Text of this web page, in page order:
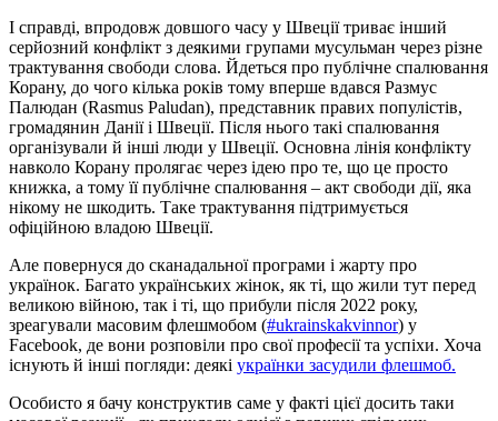
І справді, впродовж довшого часу у Швеції триває інший
серйозний конфлікт з деякими групами мусульман через різне
трактування свободи слова. Йдеться про публічне спалювання
Корану, до чого кілька років тому вперше вдався Размус
Палюдан (Rasmus Paludan), представник правих популістів,
громадянин Данії і Швеції. Після нього такі спалювання
організували й інші люди у Швеції. Основна лінія конфлікту
навколо Корану пролягає через ідею про те, що це просто
книжка, а тому її публічне спалювання – акт свободи дії, яка
нікому не шкодить. Таке трактування підтримується
офіційною владою Швеції.
Але повернуся до сканадальної програми і жарту про
українок. Багато українських жінок, як ті, що жили тут перед
великою війною, так і ті, що прибули після 2022 року,
зреагували масовим флешмобом (#ukrainskakvinnor) у
Facebook, де вони розповіли про свої професії та успіхи. Хоча
існують й інші погляди: деякі українки засудили флешмоб.
Особисто я бачу конструктив саме у факті цієї досить таки